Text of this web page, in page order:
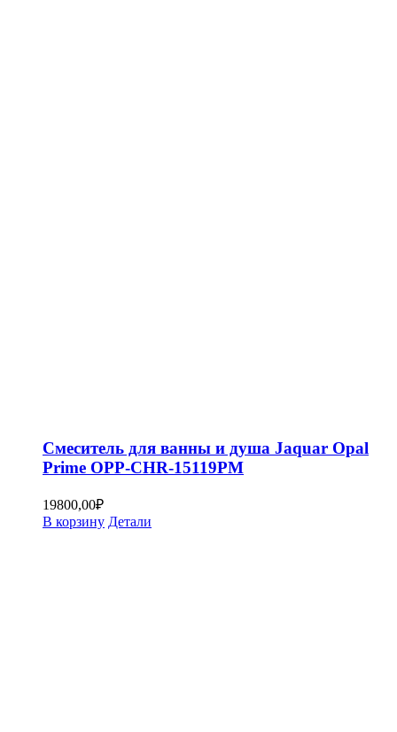
Смеситель для ванны и душа Jaquar Opal
Prime OPP-CHR-15119PM
19800,00₽
В корзину Детали